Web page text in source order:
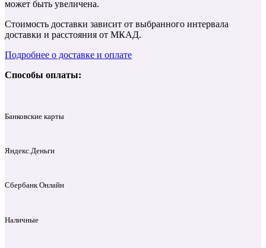
может быть увеличена.
Стоимость доставки зависит от выбранного интервала
доставки и расстояния от МКАД.
Подробнее о доставке и оплате
Способы оплаты:
Банковские карты
Яндекс.Деньги
Сбербанк Онлайн
Наличные